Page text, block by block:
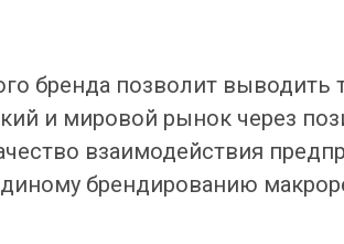
бренда позволит выводить
и мировой рынок через
взаимодействия
брендированию